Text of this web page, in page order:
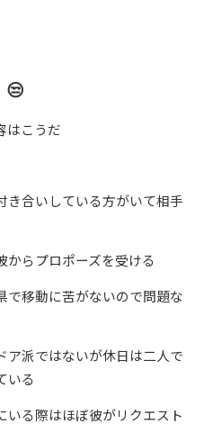
😒
はこうだ
き合いしている方がいて相手
らプロポーズを受ける
で移動に苦がないので問題な
ア派ではないが休日は二人で
いる
る際はほぼ彼がリクエスト